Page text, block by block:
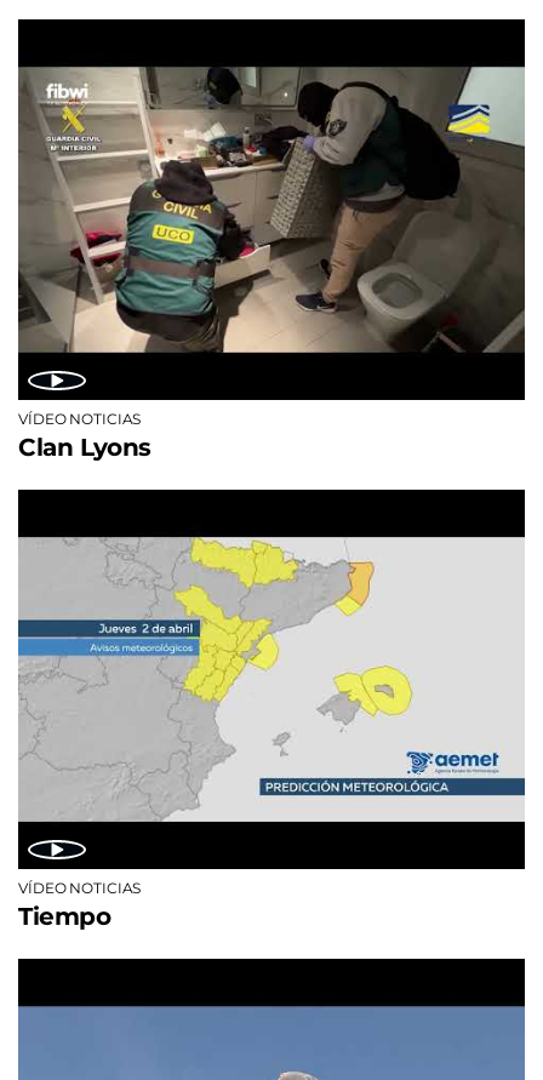
VÍDEO NOTICIAS
Clan Lyons
VÍDEO NOTICIAS
Tiempo